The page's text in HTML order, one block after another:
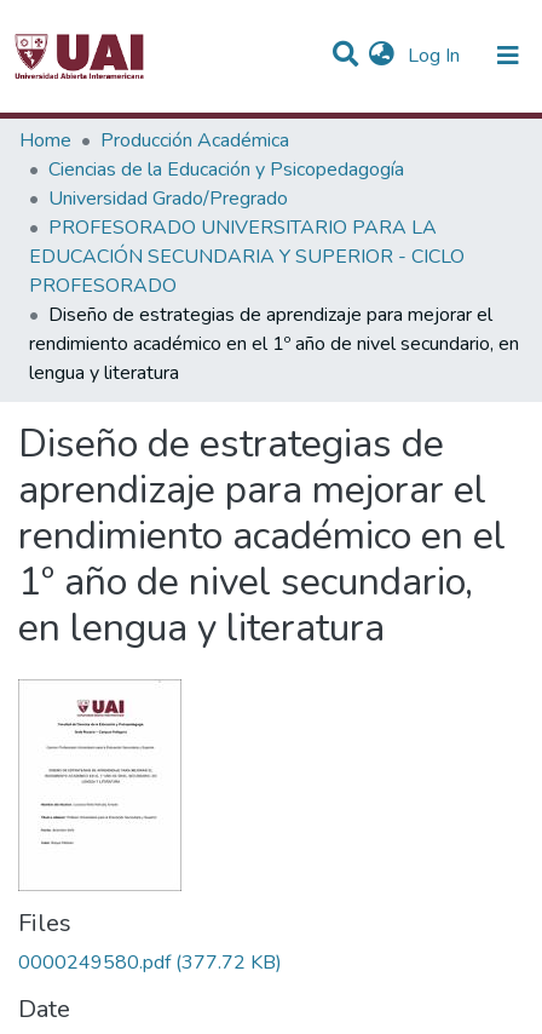
Log In (current)
Statistics
Communities & Collections
All of DSpace
Home
Producción Académica
Ciencias de la Educación y Psicopedagogía
Universidad Grado/Pregrado
PROFESORADO UNIVERSITARIO PARA LA
EDUCACIÓN SECUNDARIA Y SUPERIOR - CICLO
PROFESORADO
Diseño de estrategias de aprendizaje para mejorar el
rendimiento académico en el 1º año de nivel secundario, en
lengua y literatura
Diseño de estrategias de
aprendizaje para mejorar el
rendimiento académico en el
1º año de nivel secundario,
en lengua y literatura
Files
0000249580.pdf (377.72 KB)
Date